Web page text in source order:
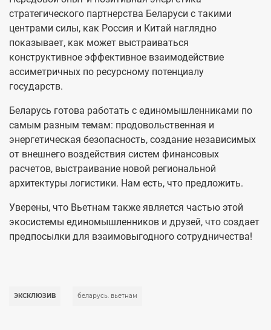
стратегического партнерства Беларуси с такими
центрами силы, как Россия и Китай наглядно
показывает, как может выстраиваться
конструктивное эффективное взаимодействие
ассиметричных по ресурсному потенциалу
государств.
Беларусь готова работать с единомышленниками по
самым разным темам: продовольственная и
энергетическая безопасность, создание независимых
от внешнего воздействия систем финансовых
расчетов, выстраивание новой региональной
архитектуры логистики. Нам есть, что предложить.
Уверены, что Вьетнам также является частью этой
экосистемы единомышленников и друзей, что создает
предпосылки для взаимовыгодного сотрудничества!
ЭКСКЛЮЗИВ беларусь. вьетнам